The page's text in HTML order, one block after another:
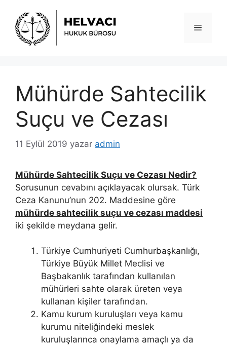
Menü
Mühürde Sahtecilik
Suçu ve Cezası
11 Eylül 2019 yazar admin
Mühürde Sahtecilik Suçu ve Cezası Nedir?
Sorusunun cevabını açıklayacak olursak. Türk
Ceza Kanunu’nun 202. Maddesine göre
mühürde sahtecilik suçu ve cezası maddesi
iki şekilde meydana gelir.
Türkiye Cumhuriyeti Cumhurbaşkanlığı,
Türkiye Büyük Millet Meclisi ve
Başbakanlık tarafından kullanılan
mühürleri sahte olarak üreten veya
kullanan kişiler tarafından.
Kamu kurum kuruluşları veya kamu
kurumu niteliğindeki meslek
kuruluşlarınca onaylama amaçlı ya da